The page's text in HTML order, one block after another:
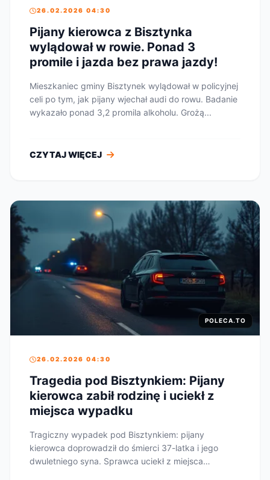
26.02.2026 04:30
Pijany kierowca z Bisztynka
wylądował w rowie. Ponad 3
promile i jazda bez prawa jazdy!
Mieszkaniec gminy Bisztynek wylądował w policyjnej
celi po tym, jak pijany wjechał audi do rowu. Badanie
wykazało ponad 3,2 promila alkoholu. Grożą...
CZYTAJ WIĘCEJ
POLECA.TO
26.02.2026 04:30
Tragedia pod Bisztynkiem: Pijany
kierowca zabił rodzinę i uciekł z
miejsca wypadku
Tragiczny wypadek pod Bisztynkiem: pijany
kierowca doprowadził do śmierci 37-latka i jego
dwuletniego syna. Sprawca uciekł z miejsca